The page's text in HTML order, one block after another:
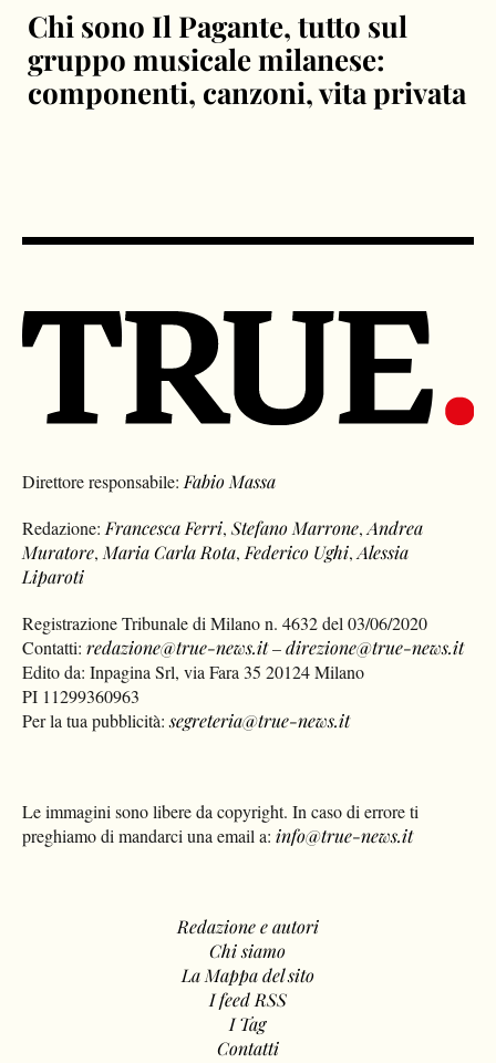
Chi sono Il Pagante, tutto sul
gruppo musicale milanese:
componenti, canzoni, vita privata
Direttore responsabile: Fabio Massa
Redazione: Francesca Ferri,Stefano Marrone,Andrea
Muratore, Maria Carla Rota, Federico Ughi,Alessia
Liparoti
Registrazione Tribunale di Milano n. 4632 del 03/06/2020
Contatti:redazione@true-news.it–direzione@true-news.it
Edito da: Inpagina Srl, via Fara 35 20124 Milano
PI 11299360963
Per la tua pubblicità:segreteria@true-news.it
Le immagini sono libere da copyright. In caso di errore ti
preghiamo di mandarci una email a: info@true-news.it
Redazione e autori
Chi siamo
La Mappa del sito
I feed RSS
I Tag
Contatti